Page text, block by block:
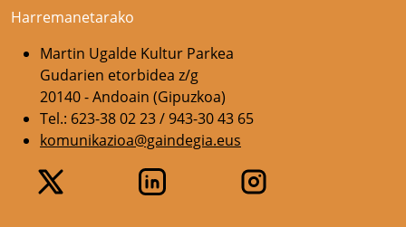
Harremanetarako
Martin Ugalde Kultur Parkea
Gudarien etorbidea z/g
20140 - Andoain (Gipuzkoa)
Tel.: 623-38 02 23 / 943-30 43 65
komunikazioa@gaindegia.eus